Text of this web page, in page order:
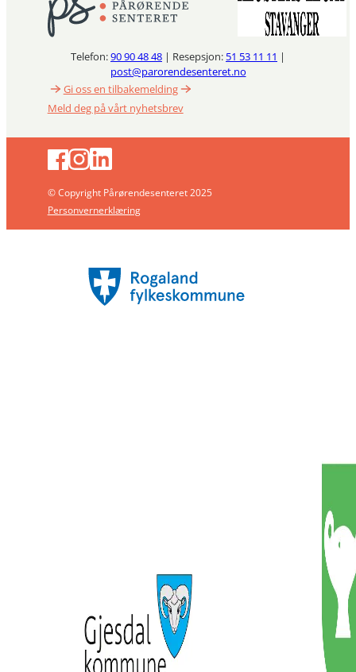
Telefon:90 90 48 48 | Resepsjon: 51 53 11 11 |
post@parorendesenteret.no
Gi oss en tilbakemelding
Meld deg på vårt nyhetsbrev
© Copyright Pårørendesenteret 2025
Personvernerklæring